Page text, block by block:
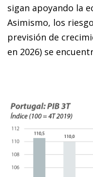
sigan apoyando la
Asimismo, los
previsión de
en 2026) se